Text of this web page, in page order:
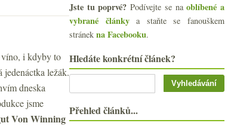
víno, i kdyby to
ležák.
dneska
jsme
Von Winning
Jste tu poprvé? Podívejte se naoblíbené a
vybrané článkya staňte se fanouškem
stránek na Facebooku.
Hledáte konkrétní článek?
Přehled článků...